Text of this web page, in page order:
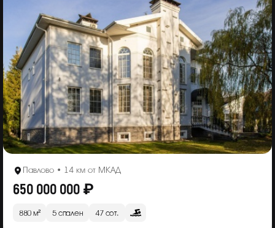
Павлово • 14 км от МКАД
650 000 000 ₽
880 м² 5 спален 47 сот.